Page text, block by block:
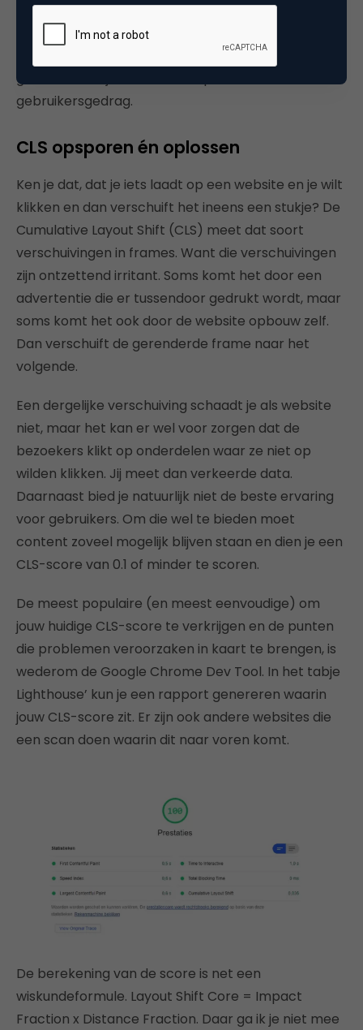
Dat is niet zo. In hun onderzoek stelt Backlinko dat
een slechte(re) FID wel van invloed kan zijn op het
aantal bekeken pagina’s per sessie,maar dat dit
geen invloed lijkt te hebben op het verdere
gebruikersgedrag.
CLS opsporen én oplossen
Ken je dat, dat je iets laadt op een website en je wilt
klikken en dan verschuift het ineens een stukje? De
Cumulative Layout Shift (CLS) meet dat soort
verschuivingen in frames. Want die verschuivingen
zijn ontzettend irritant. Soms komt het door een
advertentie die er tussendoor gedrukt wordt, maar
soms komt het ook door de website opbouw zelf.
Dan verschuift de gerenderde frame naar het
volgende.
Een dergelijke verschuiving schaadt je als website
niet, maar het kan er wel voor zorgen dat de
bezoekers klikt op onderdelen waar ze niet op
wilden klikken. Jij meet dan verkeerde data.
Daarnaast bied je natuurlijk niet de beste ervaring
voor gebruikers. Om die wel te bieden moet
content zoveel mogelijk blijven staan en dien je een
CLS-score van 0.1 of minder te scoren.
De meest populaire (en meest eenvoudige) om
jouw huidige CLS-score te verkrijgen en de punten
die problemen veroorzaken in kaart te brengen, is
wederom de Google Chrome Dev Tool. In het tabje
Lighthouse’ kun je een rapport genereren waarin
jouw CLS-score zit. Er zijn ook andere websites die
een scan doen waarin dit naar voren komt.
De berekening van de score is net een
wiskundeformule. Layout Shift Core = Impact
Fraction x Distance Fraction. Daar ga ik je niet mee